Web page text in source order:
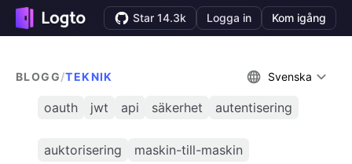
Star 14.3k Logga in Kom igång
BLOGG/TEKNIK Svenska
oauth jwt api säkerhet autentisering
auktorisering maskin-till-maskin